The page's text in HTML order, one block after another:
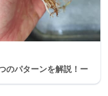
のパターンを解説！ー